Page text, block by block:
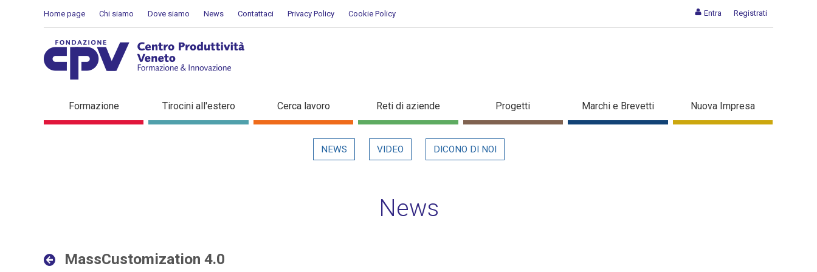
Entra Registrati
Home page Chi siamo Dove siamo News Contattaci Privacy Policy Cookie Policy
MassCustomization 4.0 - Dettaglio in evidenza
Formazione Tirocini all'estero Cerca lavoro Reti di aziende Progetti Marchi e Brevetti Nuova Impresa
NEWS VIDEO DICONO DI NOI
News
MassCustomization 4.0